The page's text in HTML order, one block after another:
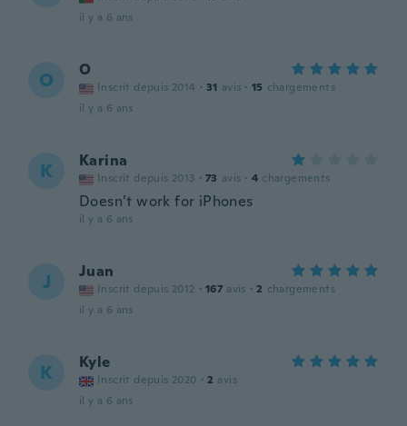
il y a 6 ans
O O
Inscrit depuis 2014 · 31 avis · 15 chargements
il y a 6 ans
K Karina
Inscrit depuis 2013 · 73 avis · 4 chargements
Doesn’t work for iPhones
il y a 6 ans
J Juan
Inscrit depuis 2012 · 167 avis · 2 chargements
il y a 6 ans
K Kyle
Inscrit depuis 2020 · 2 avis
il y a 6 ans